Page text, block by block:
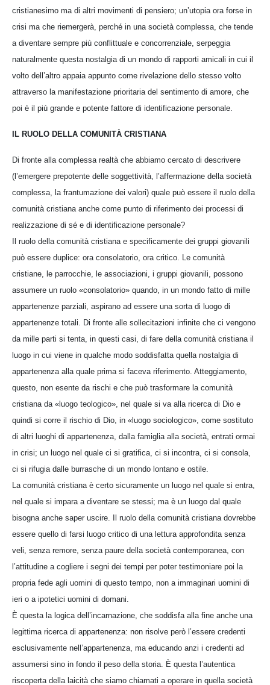
cristianesimo ma di altri movimenti di pensiero; un’utopia ora forse in
crisi ma che riemergerà, perché in una società complessa, che tende
a diventare sempre più conflittuale e concorrenziale, serpeggia
naturalmente questa nostalgia di un mondo di rapporti amicali in cui il
volto dell’altro appaia appunto come rivelazione dello stesso volto
attraverso la manifestazione prioritaria del sentimento di amore, che
poi è il più grande e potente fattore di identificazione personale.
IL RUOLO DELLA COMUNITÀ CRISTIANA
Di fronte alla complessa realtà che abbiamo cercato di descrivere
(l’emergere prepotente delle soggettività, l’affermazione della società
complessa, la frantumazione dei valori) quale può essere il ruolo della
comunità cristiana anche come punto di riferimento dei processi di
realizzazione di sé e di identificazione personale?
Il ruolo della comunità cristiana e specificamente dei gruppi giovanili
può essere duplice: ora consolatorio, ora critico. Le comunità
cristiane, le parrocchie, le associazioni, i gruppi giovanili, possono
assumere un ruolo «consolatorio» quando, in un mondo fatto di mille
appartenenze parziali, aspirano ad essere una sorta di luogo di
appartenenze totali. Di fronte alle sollecitazioni infinite che ci vengono
da mille parti si tenta, in questi casi, di fare della comunità cristiana il
luogo in cui viene in qualche modo soddisfatta quella nostalgia di
appartenenza alla quale prima si faceva riferimento. Atteggiamento,
questo, non esente da rischi e che può trasformare la comunità
cristiana da «luogo teologico», nel quale si va alla ricerca di Dio e
quindi si corre il rischio di Dio, in «luogo sociologico», come sostituto
di altri luoghi di appartenenza, dalla famiglia alla società, entrati ormai
in crisi; un luogo nel quale ci si gratifica, ci si incontra, ci si consola,
ci si rifugia dalle burrasche di un mondo lontano e ostile.
La comunità cristiana è certo sicuramente un luogo nel quale si entra,
nel quale si impara a diventare se stessi; ma è un luogo dal quale
bisogna anche saper uscire. Il ruolo della comunità cristiana dovrebbe
essere quello di farsi luogo critico di una lettura approfondita senza
veli, senza remore, senza paure della società contemporanea, con
l’attitudine a cogliere i segni dei tempi per poter testimoniare poi la
propria fede agli uomini di questo tempo, non a immaginari uomini di
ieri o a ipotetici uomini di domani.
È questa la logica dell’incarnazione, che soddisfa alla fine anche una
legittima ricerca di appartenenza: non risolve però l’essere credenti
esclusivamente nell’appartenenza, ma educando anzi i credenti ad
assumersi sino in fondo il peso della storia. È questa l’autentica
riscoperta della laicità che siamo chiamati a operare in quella società